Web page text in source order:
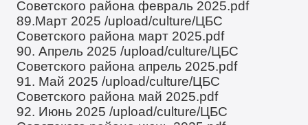
Советского района февраль 2025.pdf
89.Март 2025/upload/culture/ЦБС
Советского района март 2025.pdf
90. Апрель 2025/upload/culture/ЦБС
Советского района апрель 2025.pdf
91. Май 2025/upload/culture/ЦБС
Советского района май 2025.pdf
92. Июнь 2025/upload/culture/ЦБС